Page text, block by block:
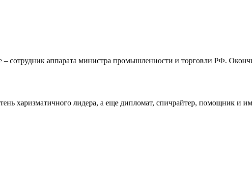
– сотрудник аппарата министра промышленности и торговли РФ.
харизматичного лидера, а еще дипломат, спичрайтер, помощник и